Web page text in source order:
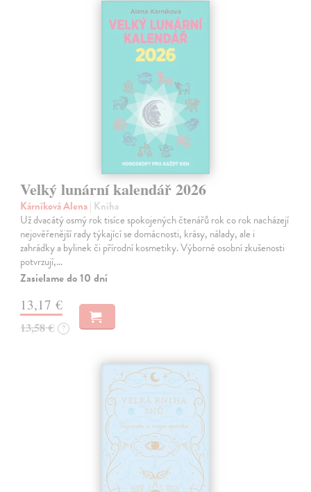
Velký lunární kalendář 2026
Kárníková Alena| Kniha
Už dvacátý osmý rok tisíce spokojených čtenářů rok co rok nacházejí
nejověřenější rady týkající se domácnosti, krásy, nálady, ale i
zahrádky a bylinek či přírodní kosmetiky. Výborné osobní zkušenosti
potvrzují,…
Zasielame do 10 dní
13,17 €
13,58 € ?